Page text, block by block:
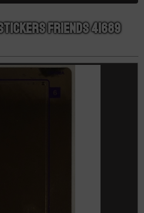
Friends 41689